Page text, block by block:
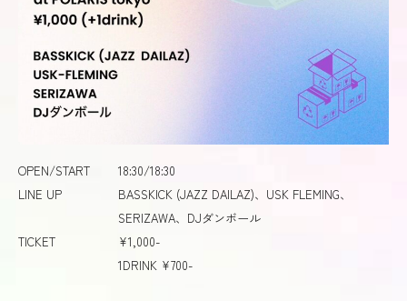
OPEN/START
18:30/18:30
LINE UP
BASSKICK (JAZZ DAILAZ)、USK FLEMING、
SERIZAWA、DJダンボール
TICKET
¥1,000-
1DRINK ¥700-